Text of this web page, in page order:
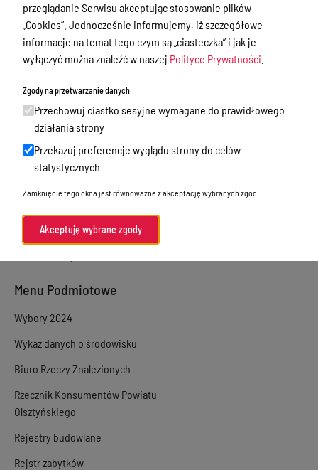
Starostwo Powiatowe
Zbycie, użytkowanie wieczyste, najem,
dzierżawa, użyczenie
Sprawy załatwiane internetowo
Oświadczenia majątkowe
e-Puap/ e-Doręczenia
Akty prawne
Menu Podmiotowe
Wybory 2024
Wykaz danych o środowisku
Biuro Rzeczy Znalezionych
Rzecznik Konsumentów Powiatu
Olsztyńskiego
Rejestry budowlane
Rejstr zabytków
przeglądanie Serwisu akceptując stosowanie plików
„Cookies”. Jednocześnie informujemy, iż szczegółowe
informacje na temat tego czym są „ciasteczka” i jak je
wyłączyć można znaleźć w naszej Polityce Prywatności
Zgody na przetwarzanie danych
Przechowuj ciastko sesyjne wymagane do prawidłowego
działania strony
Przekazuj preferencje wyglądu strony do celów
statystycznych
Zamknięcie tego okna jest równoważne z akceptację wybranych zgód.
Akceptuję wybrane zgody